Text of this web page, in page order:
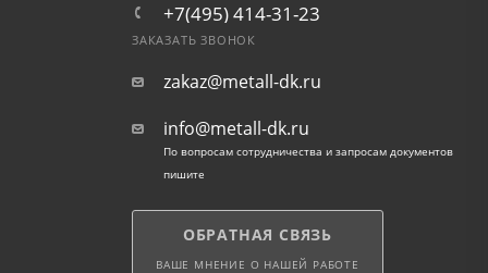
+7(495) 414-31-23
ЗАКАЗАТЬ ЗВОНОК
zakaz@metall-dk.ru
info@metall-dk.ru
По вопросам сотрудничества и запросам документов
пишите
ОБРАТНАЯ СВЯЗЬ
ВАШЕ МНЕНИЕ О НАШЕЙ РАБОТЕ